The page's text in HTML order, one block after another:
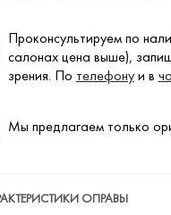
Проконсультируем по
салонах цена выше),
зрения. По телефонуи в
Мы предлагаем только
ОПРАВЫ